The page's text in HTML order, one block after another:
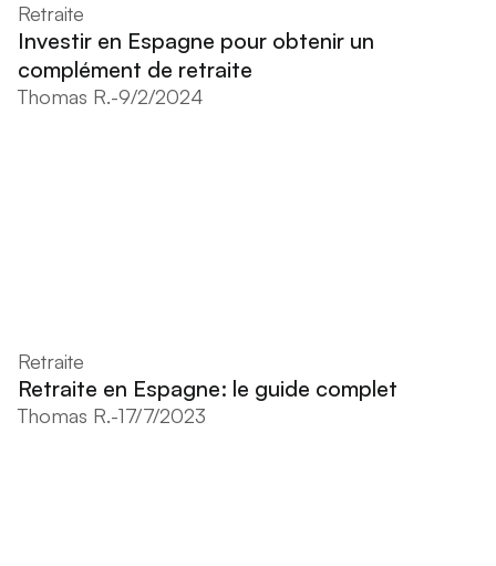
Retraite
Investir en Espagne pour obtenir un
complément de retraite
Thomas R.-9/2/2024
Retraite
Retraite en Espagne: le guide complet
Thomas R.-17/7/2023